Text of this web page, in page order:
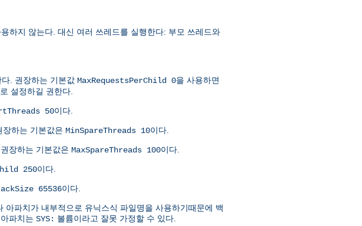
하지 않는다. 대신 여러 쓰레드를 실행한다: 부모 쓰레드와
. 권장하는 기본값 MaxRequestsPerChild 0을 사용하면
설정하길 권한다.
50이다.
하는 기본값은 MinSpareThreads 10이다.
장하는 기본값은 MaxSpareThreads 100이다.
250이다.
65536이다.
파치가 내부적으로 유닉스식 파일명을 사용하기때문에 백
파치는 SYS: 볼륨이라고 잘못 가정할 수 있다.